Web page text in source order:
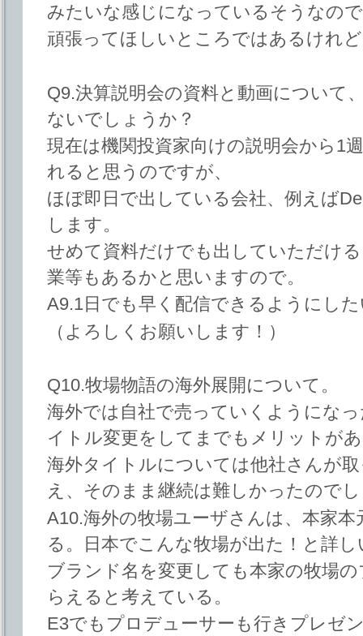
みたいな感じになっているそうなの
頑張ってほしいところではあるけれ
Q9.決算説明会の資料と動画について
ないでしょうか？
現在は機関投資家向けの説明会から1
れると思うのですが、
ほぼ即日で出している会社、例えば
します。
せめて資料だけでも出していただけ
業等もあるかと思いますので。
A9.1日でも早く配信できるようにし
（よろしくお願いします！）
Q10.牧場物語の海外展開について。
海外では自社で売っていくようにな
イトル変更をしてまでもメリットが
海外タイトルについては他社さんが
え、そのまま継続は難しかったので
A10.海外の牧場ユーザさんは、本家
る。日本でこんな牧場が出た！と詳
ブランド名を変更しても本家の牧場
らえると考えている。
E3でもプロデューサーも行きプレゼ